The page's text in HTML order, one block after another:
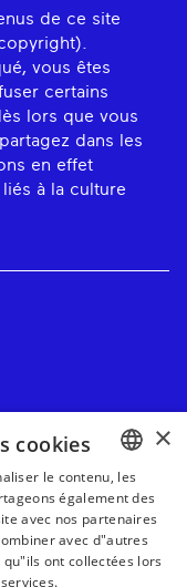
de ce site
vous êtes
certains
lors que vous
dans les
en effet
à la culture
BASQUE
FRENCH
×
cookies
le contenu, les
également des
avec nos partenaires
avec d"autres
ont collectées lors